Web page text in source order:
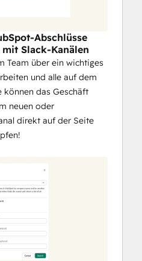
Abschlüsse
Slack-Kanälen
Team über ein wichtiges
und alle auf dem
können das Geschäft
neuen oder
direkt auf der Seite